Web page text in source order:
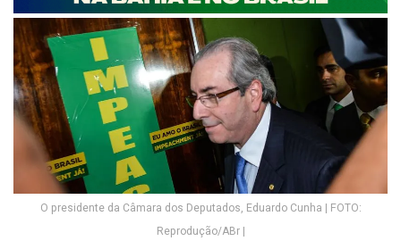
O presidente da Câmara dos Deputados, Eduardo Cunha | FOTO:
Reprodução/ABr |